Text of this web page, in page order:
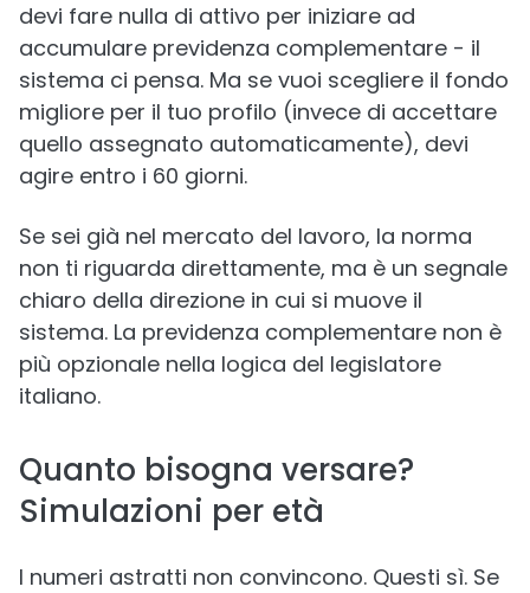
devi fare nulla di attivo per iniziare ad
accumulare previdenza complementare - il
sistema ci pensa. Ma se vuoi scegliere il fondo
migliore per il tuo profilo (invece di accettare
quello assegnato automaticamente), devi
agire entro i 60 giorni.
Se sei già nel mercato del lavoro, la norma
non ti riguarda direttamente, ma è un segnale
chiaro della direzione in cui si muove il
sistema. La previdenza complementare non è
più opzionale nella logica del legislatore
italiano.
Quanto bisogna versare?
Simulazioni per età
I numeri astratti non convincono. Questi sì. Se